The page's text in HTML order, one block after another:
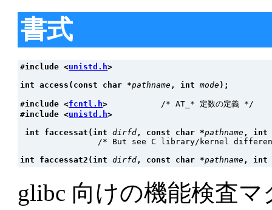
書式
#include <unistd.h>
int access(const char *pathname , int mode);
#include <fcntl.h>
#include <unistd.h>
int faccessat(int dirfd , const char *pathname ,
/* But see C library/kernel
int faccessat2(int dirfd , const char *pathname ,
glibc 向けの機能検査